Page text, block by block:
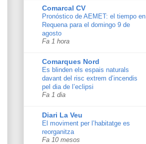
Comarcal CV
Pronóstico de AEMET: el tiempo en
Requena para el domingo 9 de
agosto
Fa 1 hora
Comarques Nord
Es blinden els espais naturals
davant del risc extrem d’incendis
pel dia de l’eclipsi
Fa 1 dia
Diari La Veu
El moviment per l’habitatge es
reorganitza
Fa 10 mesos